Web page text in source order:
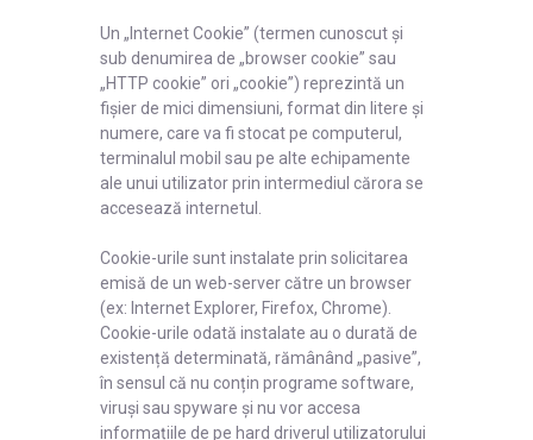
Un „Internet Cookie” (termen cunoscut și
sub denumirea de „browser cookie” sau
„HTTP cookie” ori „cookie”) reprezintă un
fișier de mici dimensiuni, format din litere și
numere, care va fi stocat pe computerul,
terminalul mobil sau pe alte echipamente
ale unui utilizator prin intermediul cărora se
accesează internetul.
Cookie-urile sunt instalate prin solicitarea
emisă de un web-server către un browser
(ex: Internet Explorer, Firefox, Chrome).
Cookie-urile odată instalate au o durată de
existență determinată, rămânând „pasive”,
în sensul că nu conțin programe software,
viruși sau spyware și nu vor accesa
informațiile de pe hard driverul utilizatorului